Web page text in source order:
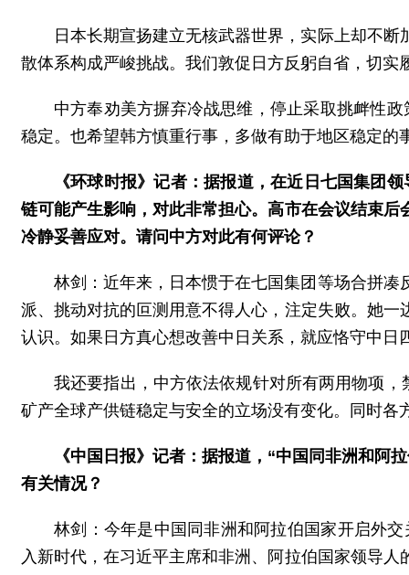
日本长期宣扬建立无核武器世界，实际上却不
散体系构成严峻挑战。我们敦促日方反躬自省，切实
中方奉劝美方摒弃冷战思维，停止采取挑衅性
稳定。也希望韩方慎重行事，多做有助于地区稳定的
《环球时报》记者：据报道，在近日七国集团
链可能产生影响，对此非常担心。高市在会议结束
冷静妥善应对。请问中方对此有何评论？
林剑：近年来，日本惯于在七国集团等场合拼凑
派、挑动对抗的叵测用意不得人心，注定失败。她
认识。如果日方真心想改善中日关系，就应恪守中
我还要指出，中方依法依规针对所有两用物项
矿产全球产供链稳定与安全的立场没有变化。同时各
《中国日报》记者：据报道，“中国同非洲和阿
有关情况？
林剑：今年是中国同非洲和阿拉伯国家开启外
入新时代，在习近平主席和非洲、阿拉伯国家领导